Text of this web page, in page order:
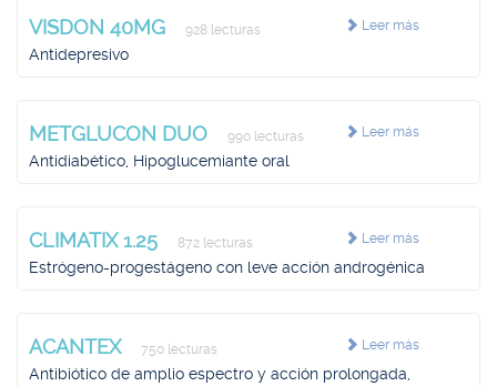
Leer más
VISDON 40MG 928 lecturas
Antidepresivo
Leer más
METGLUCON DUO 990 lecturas
Antidiabético, Hipoglucemiante oral
Leer más
CLIMATIX 1.25 872 lecturas
Estrógeno-progestágeno con leve acción androgénica
Leer más
ACANTEX 750 lecturas
Antibiótico de amplio espectro y acción prolongada,